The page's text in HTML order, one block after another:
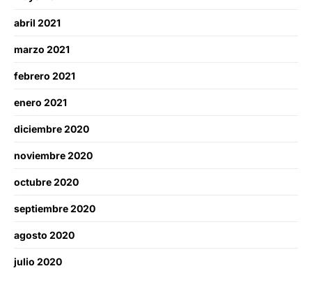
abril 2021
marzo 2021
febrero 2021
enero 2021
diciembre 2020
noviembre 2020
octubre 2020
septiembre 2020
agosto 2020
julio 2020